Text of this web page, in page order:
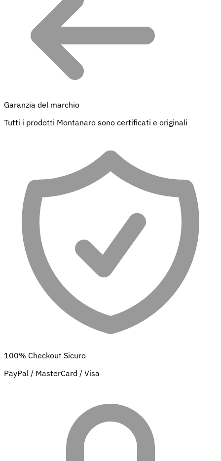
Garanzia del marchio
Tutti i prodotti Montanaro sono certificati e originali
100% Checkout Sicuro
PayPal / MasterCard / Visa